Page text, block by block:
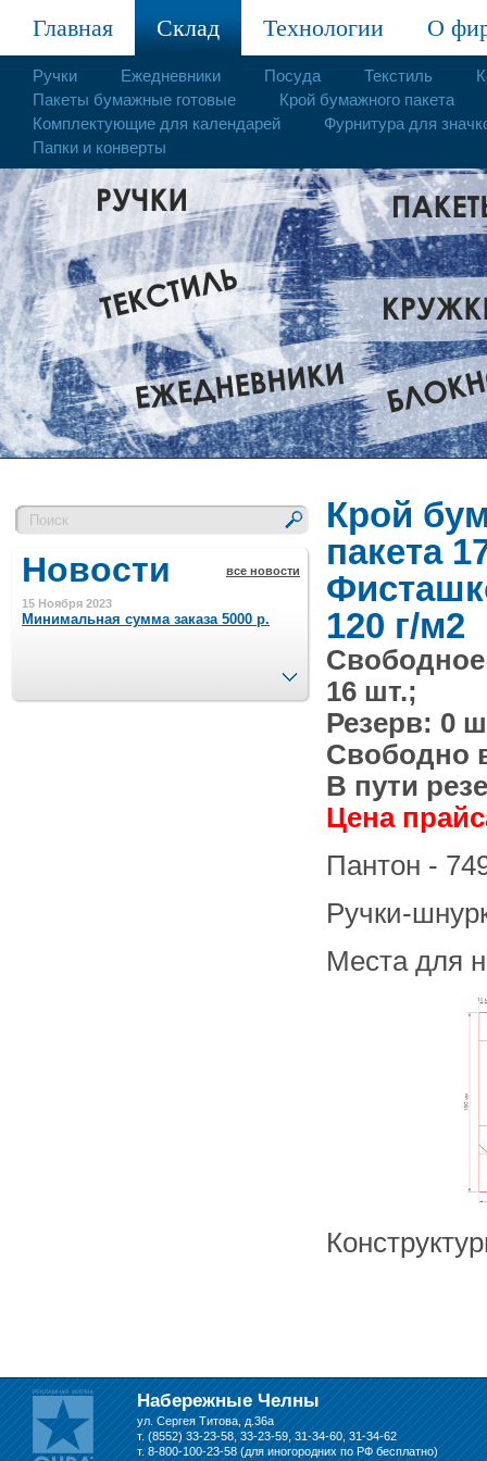
Главная Склад Технологии О
Ручки Ежедневники Посуда Текстиль
Пакеты бумажные готовые
Крой бумажного пакета
Комплектующие для календарей
Фурнитура для
Папки и конверты
Новости все новости
15 Ноября 2023
Минимальная сумма заказа 5000 р.
Шляпные коробочки производим
След.
Крой
пакета
120 г/м2
16 шт.;
Резерв: 0
Свободно
В пути
Цена
Пантон -
Ручки-
Места для
Набережные Челны
ул. Сергея Титова, д.36а
т. (8552) 33-23-58, 33-23-59, 31-34-60, 31-34-62
т. 8-800-100-23-58 (для иногородних по РФ бесплатно)